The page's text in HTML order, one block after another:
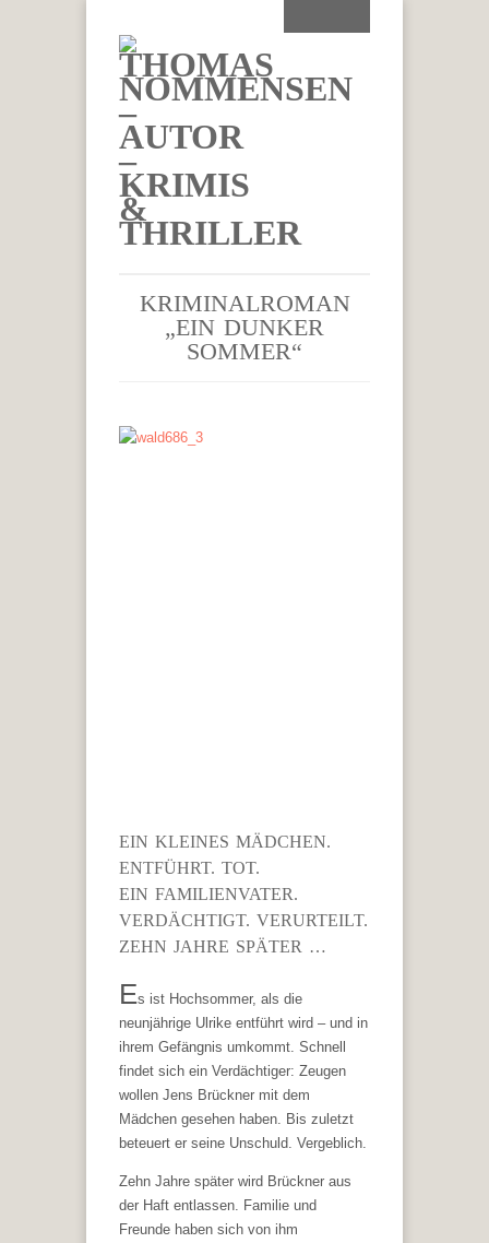
KRIMINALROMAN
„EIN DUNKER
SOMMER“
EIN KLEINES MÄDCHEN.
ENTFÜHRT. TOT.
EIN FAMILIENVATER.
VERDÄCHTIGT. VERURTEILT.
ZEHN JAHRE SPÄTER …
Es ist Hochsommer, als die
neunjährige Ulrike entführt wird – und in
ihrem Gefängnis umkommt. Schnell
findet sich ein Verdächtiger: Zeugen
wollen Jens Brückner mit dem
Mädchen gesehen haben. Bis zuletzt
beteuert er seine Unschuld. Vergeblich.
Zehn Jahre später wird Brückner aus
der Haft entlassen. Familie und
Freunde haben sich von ihm